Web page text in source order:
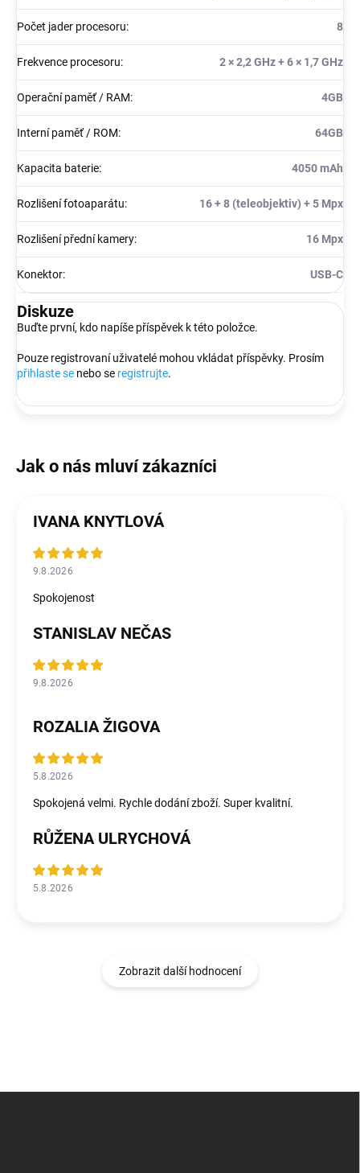
Počet jader procesoru: 8
Frekvence procesoru: 2 × 2,2 GHz + 6 × 1,7 GHz
Operační paměť / RAM: 4GB
Interní paměť / ROM: 64GB
Kapacita baterie: 4050 mAh
Rozlišení fotoaparátu: 16 + 8 (teleobjektiv) + 5 Mpx
Rozlišení přední kamery: 16 Mpx
Konektor: USB-C
Diskuze
Buďte první, kdo napíše příspěvek k této položce.
Pouze registrovaní uživatelé mohou vkládat příspěvky. Prosím
přihlaste se nebo se registrujte.
IVANA KNYTLOVÁ
9.8.2026
Spokojenost
STANISLAV NEČAS
9.8.2026
ROZALIA ŽIGOVA
5.8.2026
Spokojená velmi. Rychle dodání zboží. Super kvalitní.
RŮŽENA ULRYCHOVÁ
5.8.2026
Zobrazit další hodnocení